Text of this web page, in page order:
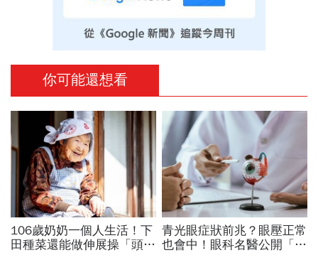
你可能還想看
106歲奶奶一個人生活！下
田種菜還能做伸展操「頭貼
青光眼症狀前兆？眼壓正常
也會中！眼科名醫公開「護